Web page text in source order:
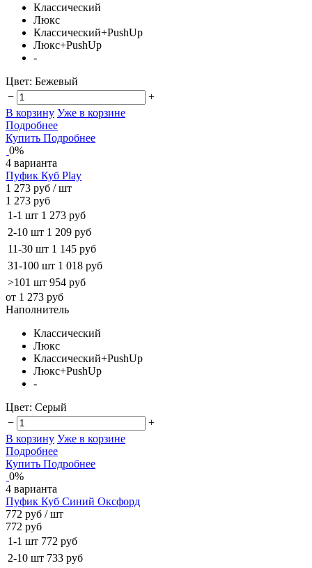
Классический
Люкс
Классический+PushUp
Люкс+PushUp
-
Цвет: Бежевый
−
+
В корзину Уже в корзине
Подробнее
Купить Подробнее
0%
4 варианта
Пуфик Куб Play
1 273 руб / шт
1 273 руб
1-1 шт 1 273 руб
2-10 шт 1 209 руб
11-30 шт 1 145 руб
31-100 шт 1 018 руб
>101 шт 954 руб
от 1 273 руб
Наполнитель
Классический
Люкс
Классический+PushUp
Люкс+PushUp
-
Цвет: Серый
−
+
В корзину Уже в корзине
Подробнее
Купить Подробнее
0%
4 варианта
Пуфик Куб Синий Оксфорд
772 руб / шт
772 руб
1-1 шт 772 руб
2-10 шт 733 руб